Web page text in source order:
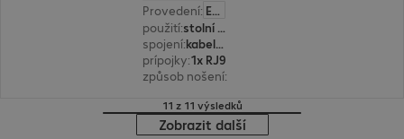
Provedení: Evropa
použití:
stolní telefon
spojení:
kabelové
prípojky:1x RJ9
způsob nošení:
11 z 11 výsledků
Zobrazit další